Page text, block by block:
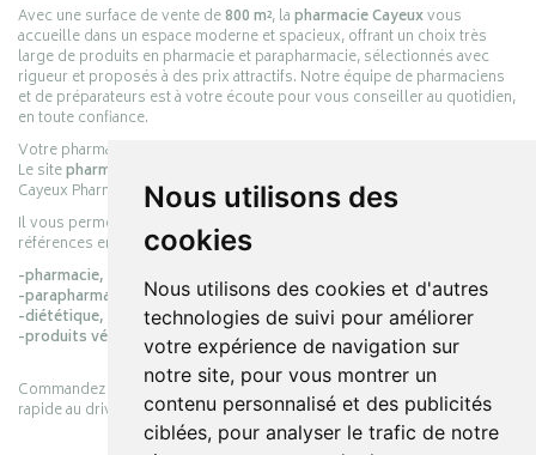
Nous utilisons des
cookies
Nous utilisons des cookies et d'autres
technologies de suivi pour améliorer
votre expérience de navigation sur
notre site, pour vous montrer un
contenu personnalisé et des publicités
ciblées, pour analyser le trafic de notre
Avec une surface de vente de800 m², lapharmacie Cayeuxvous
accueille dans un espace moderne et spacieux, offrant un choix très
large de produits en pharmacie et parapharmacie, sélectionnés avec
rigueur et proposés à des prix attractifs. Notre équipe de pharmaciens
et de préparateurs est à votre écoute pour vous conseiller au quotidien,
en toute confiance.
Votre pharmacie en ligne :
Le sitepharmacie-cayeux.fr
Cayeux Pharmabest Berck-sur-Mer – Rang-du-Fliers.
Il vous permet de réaliser vos achats en ligne parmi des milliers de
références en :
-pharmacie,
-parapharmacie,
-diététique,
-produits vétérinaires.
Commandez simplement vos produits en ligne et choisissez le retrait
rapide au drive ou la livraison à domicile, en toute simplicité.